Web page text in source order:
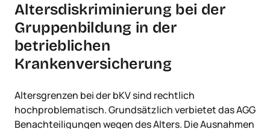
Altersdiskriminierung bei der
Gruppenbildung in der
betrieblichen
Krankenversicherung
Altersgrenzen bei der bKV sind rechtlich
hochproblematisch. Grundsätzlich verbietet das AGG
Benachteiligungen wegen des Alters. Die Ausnahmen